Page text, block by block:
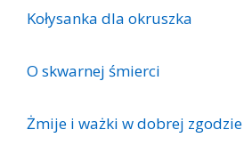
Kołysanka dla okruszka
O skwarnej śmierci
Żmije i ważki w dobrej zgodzie